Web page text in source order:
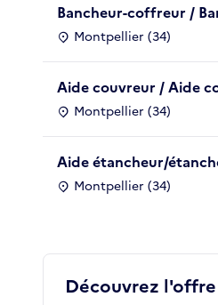
Bancheur-coffreur /
Montpellier (34)
Aide couvreur / Aide
Montpellier (34)
Aide étancheur/
Montpellier (34)
Découvrez